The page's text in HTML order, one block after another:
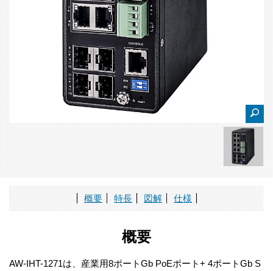
概要 特長 図解 仕様
概要
AW-IHT-1271は、産業用8ポートGb PoEポート+ 4ポートGb S